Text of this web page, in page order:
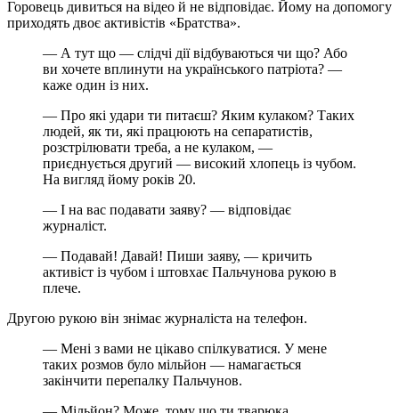
Горовець дивиться на відео й не відповідає. Йому на допомогу
приходять двоє активістів «Братства».
— А тут що — слідчі дії відбуваються чи що? Або
ви хочете вплинути на українського патріота? —
каже один із них.
— Про які удари ти питаєш? Яким кулаком? Таких
людей, як ти, які працюють на сепаратистів,
розстрілювати треба, а не кулаком, —
приєднується другий — високий хлопець із чубом.
На вигляд йому років 20.
— І на вас подавати заяву? — відповідає
журналіст.
— Подавай! Давай! Пиши заяву, — кричить
активіст із чубом і штовхає Пальчунова рукою в
плече.
Другою рукою він знімає журналіста на телефон.
— Мені з вами не цікаво спілкуватися. У мене
таких розмов було мільйон — намагається
закінчити перепалку Пальчунов.